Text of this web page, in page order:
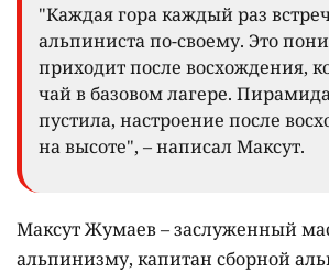
"Каждая гора каждый раз
альпиниста по-своему. Это
приходит после восхождения,
чай в базовом лагере.
пустила, настроение после
на высоте", – написал Максут.
Максут Жумаев – заслуженный
альпинизму, капитан сборной